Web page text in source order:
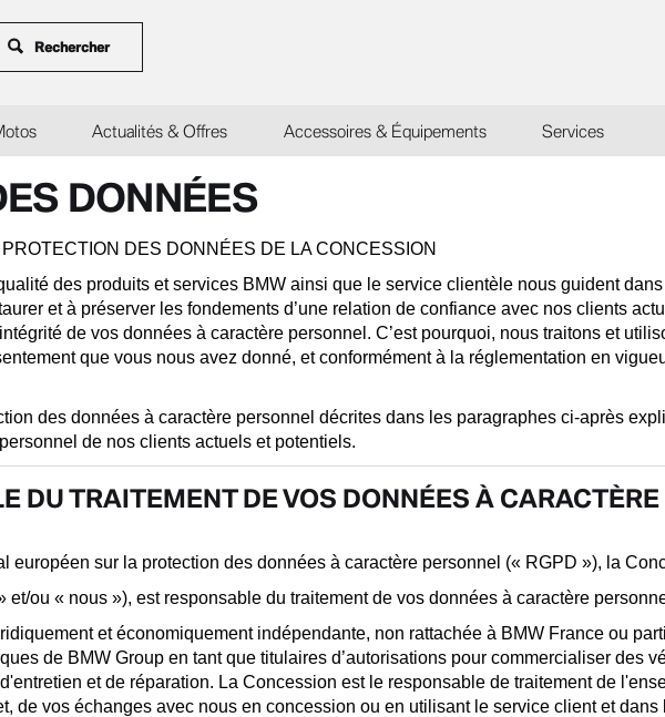
Actualités & Offres Accessoires & Équipements Services
DONNÉES
DES DONNÉES DE LA CONCESSION
des produits et services BMW ainsi que le service clientèle nous guident
et à préserver les fondements d’une relation de confiance avec nos clients
de vos données à caractère personnel. C’est pourquoi, nous traitons et
que vous nous avez donné, et conformément à la réglementation en
des données à caractère personnel décrites dans les paragraphes ci-après
de nos clients actuels et potentiels.
DU TRAITEMENT DE VOS DONNÉES À
européen sur la protection des données à caractère personnel (« RGPD »), la
et/ou « nous »), est responsable du traitement de vos données à caractère
et économiquement indépendante, non rattachée à BMW France ou
de BMW Group en tant que titulaires d’autorisations pour commercialiser des
et de réparation. La Concession est le responsable de traitement de
de vos échanges avec nous en concession ou en utilisant le service client et